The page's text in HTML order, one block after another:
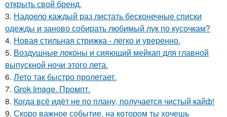
открыть свой бренд.
3. Надоело каждый раз листать бесконечные списки
одежды и заново собирать любимый лук по кусочкам?
4. Новая стильная стрижка - легко и уверенно.
5. Воздушные локоны и сияющий мейкап для главной
выпускной ночи этого лета.
6. Лето так быстро пролетает.
7. Grok Image. Промпт.
8. Когда всё идёт не по плану, получается чистый кайф!
9. Скоро важное событие, на котором ты хочешь